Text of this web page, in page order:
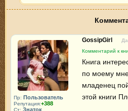
Пр: Пользователь
Репутация:+388
Ст: Знаток
GossipGirl
Комментарий к
Книга
по моему
младенец
этой книги